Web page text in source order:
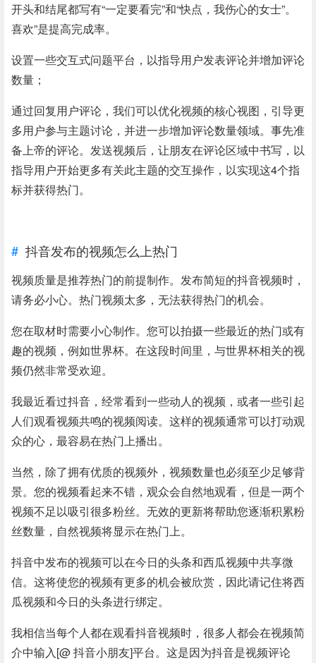
开头和结尾都写有“一定要看完”和“快点，我伤心的女士”。
喜欢”是提高完成率。
设置一些交互式问题平台，以指导用户发表评论并增加评论
数量；
通过回复用户评论，我们可以优化视频的核心视图，引导更
多用户参与主题讨论，并进一步增加评论数量领域。事先准
备上帝的评论。发送视频后，让朋友在评论区域中书写，以
指导用户开始更多有关此主题的交互操作，以实现这4个指
标并获得热门。
抖音发布的视频怎么上热门
视频质量是推荐热门的前提制作。发布简短的抖音视频时，
请务必小心。热门视频太多，无法获得热门的机会。
您在取材时需要小心制作。您可以拍摄一些最近的热门或有
趣的视频，例如世界杯。在这段时间里，与世界杯相关的视
频仍然非常受欢迎。
我最近看过抖音，经常看到一些动人的视频，或者一些引起
人们观看视频共鸣的视频阅读。这样的视频通常可以打动观
众的心，最容易在热门上播出。
当然，除了拥有优质的视频外，视频数量也必须至少足够背
景。您的视频看起来不错，观众会自然地观看，但是一两个
视频不足以吸引很多粉丝。无效的更新将帮助您逐渐积累粉
丝数量，自然视频将显示在热门上。
抖音中发布的视频可以在今日的头条和西瓜视频中共享微
信。这将使您的视频有更多的机会被欣赏，因此请记住将西
瓜视频和今日的头条进行绑定。
我相信当每个人都在观看抖音视频时，很多人都会在视频简
介中输入[@ 抖音小朋友]平台。这是因为抖音是视频评论